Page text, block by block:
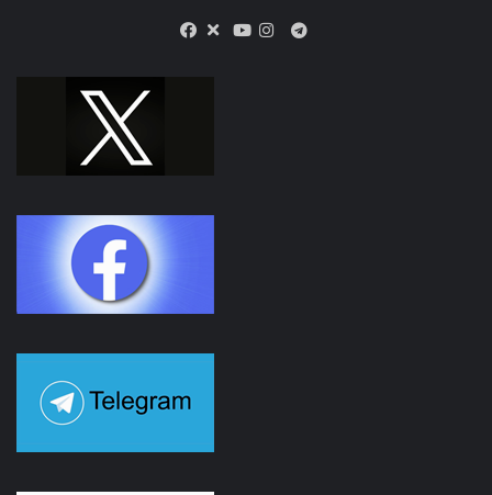
X
Telegram